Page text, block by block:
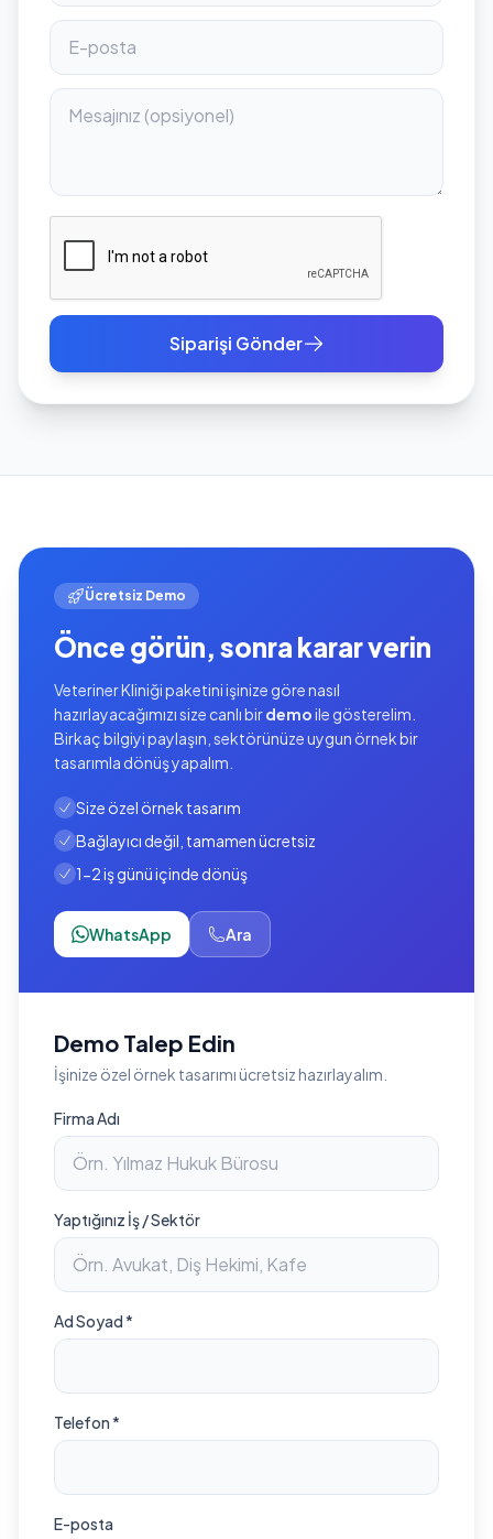
Siparişi Gönder
Ücretsiz Demo
Önce görün, sonra karar verin
Veteriner Kliniği paketini işinize göre nasıl
hazırlayacağımızı size canlı birdemoile gösterelim.
Birkaç bilgiyi paylaşın, sektörünüze uygun örnek bir
tasarımla dönüş yapalım.
Size özel örnek tasarım
Bağlayıcı değil, tamamen ücretsiz
1-2 iş günü içinde dönüş
WhatsApp Ara
Demo Talep Edin
İşinize özel örnek tasarımı ücretsiz hazırlayalım.
Firma Adı
Yaptığınız İş / Sektör
Ad Soyad *
Telefon *
E-posta